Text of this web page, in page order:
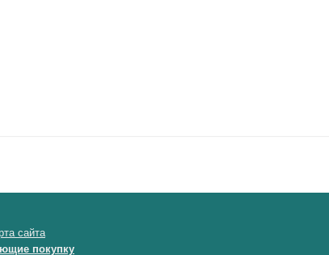
сайта
покупку